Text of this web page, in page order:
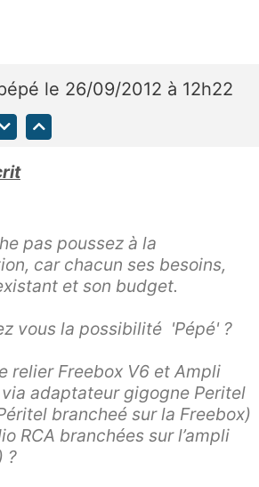
le 26/09/2012 à 12h22
pas poussez à la
car chacun ses besoins,
et son budget.
vous la possibilité 'Pépé' ?
relier Freebox V6 et Ampli
adaptateur gigogne Peritel
brancheé sur la Freebox)
RCA branchées sur l’ampli
?